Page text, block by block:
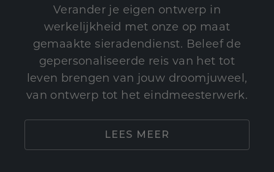
Verander je eigen ontwerp in
werkelijkheid met onze op maat
gemaakte sieradendienst. Beleef de
gepersonaliseerde reis van het tot
leven brengen van jouw droomjuweel,
van ontwerp tot het eindmeesterwerk.
LEES MEER